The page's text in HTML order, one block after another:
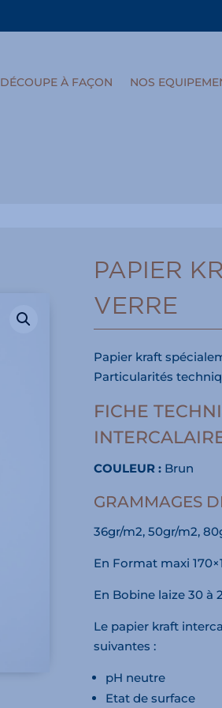
DÉCOUPE À FAÇON NOS
PAPIER
VERRE
Papier kraft
Particularités
FICHE
COULEUR :Brun
GRAMMAGES
36gr/m2, 50gr/m2,
En Format maxi
En Bobine laize 30 à
Le papier kraft
suivantes :
pH neutre
Etat de surface